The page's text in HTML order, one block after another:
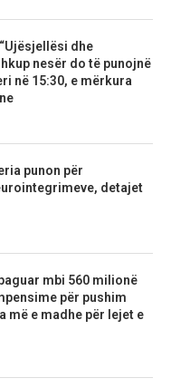
dhe
nesër do të punojnë
në 15:30, e mërkura
punon për
detajet
mbi 560 milionë
për pushim
më e madhe për lejet e